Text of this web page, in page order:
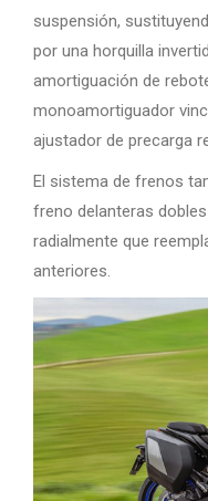
suspensión,
por una horquilla
amortiguación de
monoamortiguador
ajustador de precarga
El sistema de frenos
freno delanteras
radialmente que
anteriores.